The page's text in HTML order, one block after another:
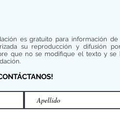
es gratuito para información
su reproducción y difusión
que no se modifique el texto y se